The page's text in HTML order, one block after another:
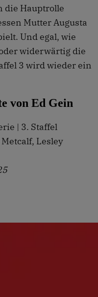
die Hauptrolle
Mutter Augusta
Und egal, wie
widerwärtig die
3 wird wieder ein
von Ed Gein
| 3. Staffel
Lesley